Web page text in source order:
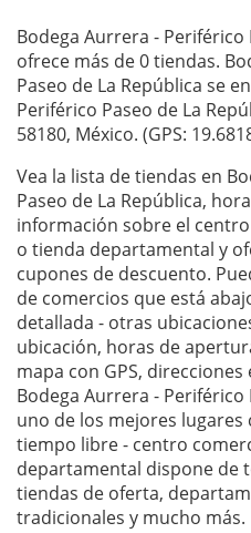
Bodega Aurrera - Periférico
ofrece más de 0 tiendas.
Paseo de La República se
Periférico Paseo de La
58180, México. (GPS:
Vea la lista de tiendas en
Paseo de La República,
información sobre el
o tienda departamental y
cupones de descuento.
de comercios que está
detallada - otras
ubicación, horas de
mapa con GPS,
Bodega Aurrera - Periférico
uno de los mejores
tiempo libre - centro
departamental dispone de
tiendas de oferta,
tradicionales y mucho más.